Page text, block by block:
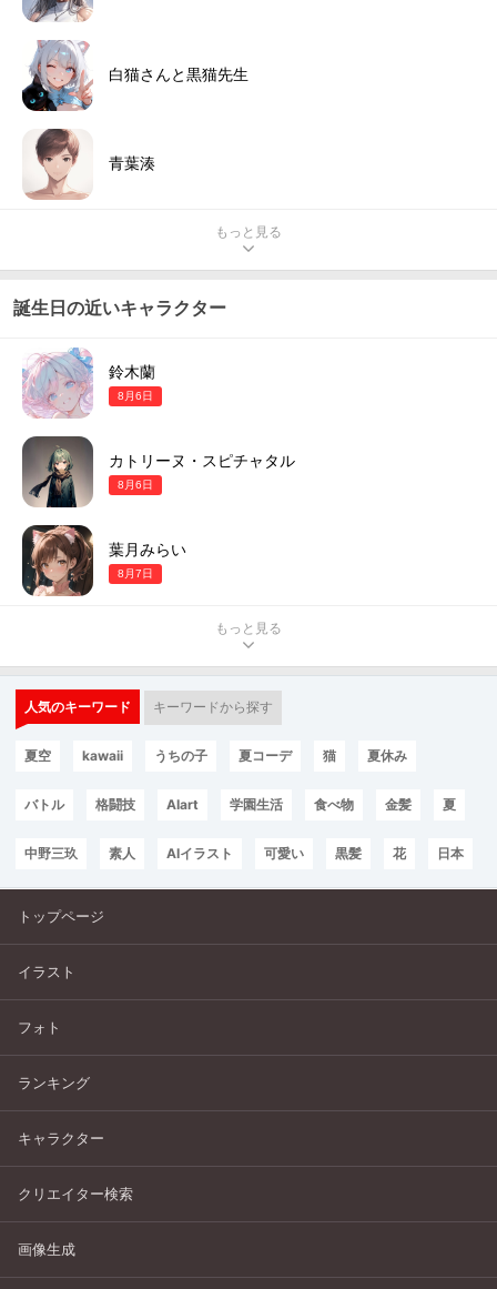
白猫さんと黒猫先生
青葉湊
もっと見る
誕生日の近いキャラクター
鈴木蘭
8月6日
カトリーヌ・スピチャタル
8月6日
葉月みらい
8月7日
もっと見る
人気のキーワード キーワードから探す
夏空 kawaii うちの子 夏コーデ 猫 夏休み
バトル 格闘技 AIart 学園生活 食べ物 金髪 夏
中野三玖 素人 AIイラスト 可愛い 黒髪 花 日本
トップページ
イラスト
フォト
ランキング
キャラクター
クリエイター検索
画像生成